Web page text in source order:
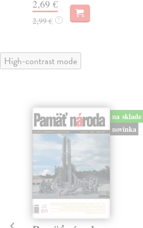
2,69 €
2,99 € ?
High-contrast mode
na sklade
novinka